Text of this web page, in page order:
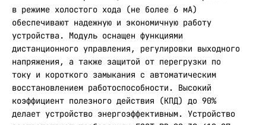
в режиме холостого хода (не более 6 мА)
обеспечивают надежную и экономичную работу
устройства. Модуль оснащен функциями
дистанционного управления, регулировки выходного
напряжения, а также защитой от перегрузки по
току и короткого замыкания с автоматическим
восстановлением работоспособности. Высокий
коэффициент полезного действия (КПД) до 90%
делает устройство энергоэффективным. Устройство